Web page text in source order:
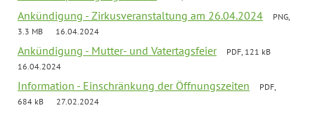
Ankündigung - Zirkusveranstaltung am 26.04.2024
PNG,
3.3 MB
16.04.2024
Ankündigung - Mutter- und Vatertagsfeier
PDF, 121 kB
16.04.2024
Information - Einschränkung der Öffnungszeiten
PDF,
684 kB
27.02.2024